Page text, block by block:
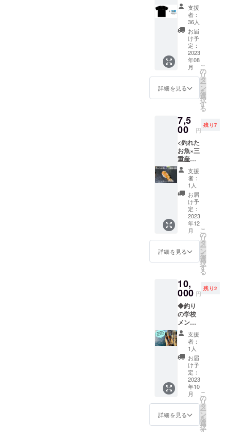
ベント
での
タック
ル(釣り
道具)レ
ンタル
券３枚
分を付
与」
【送料
につい
ご自宅
までの
含まれ
ており
ます。
【有効
期限】
特典利
用期限 :
2023年
12月末
※尚、イ
ベント
は不定
開催と
なりま
際に登
録いた
だいた
連絡先
にご連
絡致し
ます。
かわか
ならな
い」と
いった
質問に
釣りの
学校メ
ンバー
が相談
に乗り
ます。
までに
支援者
様と別
途調整
場所: 大
阪市内
の釣具
店、ま
たは、
オンラ
イン 時
間：1時
間 ※会
場まで
の交通
費につ
いては
なりま
す。
りTシャ
ツ
（ペッ
トボト
ルリサ
イクル
商品）
このT
シャツ
の購入
者には
以下特
典あ
域提携
飲食店
での
「飲食
500円引
きクー
ポン」
(有効期
限：
2023年
8月末ま
で) 提携
店舗や
割引の
適用方
法など
は購入
別途ご
案内さ
せてい
ただき
ます。
※尚、本
Tシャツ
は地元
出身デ
ザイ
ナーが
廃プラ
素材
(ペット
ボトル
リサイ
クル)を
支援
者：
36人
お届
け予
定：
2023
年08
月
詳細を見る
こ
の
リ
タ
ー
ン
を
選
択
す
る
7,5
00 円
残り7
<釣れた
お魚×三
重産地
酒パー
ティ参
加券 1
名様分>
釣りた
ての鮮
魚や
釣った
魚を寝
かした
熟成魚
で釣り
人こだ
魚料理
を提供
しま
す。魚
料理と
言えば
日本
酒。三
重県の
地酒と
共に、
魚料理
を楽し
んでく
ださ
い。場
所は大
支援
者：
1人
お届
け予
定：
2023
年12
月
詳細を見る
こ
の
リ
タ
ー
ン
を
選
択
す
る
10,
000 円
残り2
◆釣り
の学校
メン
バーが
あなた
の釣り
に同行
します
釣り初
心者向
け。鯛
が釣り
たい/ブ
リが釣
りたい
など、
支援
者：
1人
お届
け予
定：
2023
年10
月
詳細を見る
こ
の
リ
タ
ー
ン
を
選
択